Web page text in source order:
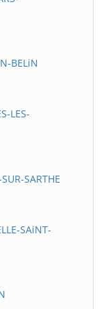
BELiN
LES-
SARTHE
SAiNT-